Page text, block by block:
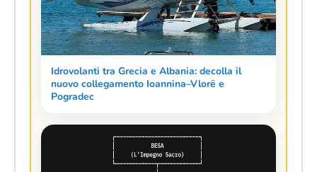
Idrovolanti tra Grecia e Albania: decolla il
nuovo collegamento Ioannina–Vlorë e
Pogradec